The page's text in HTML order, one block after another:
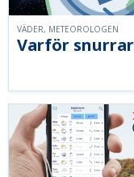
Varför
VÄDER, METEOROLOGEN